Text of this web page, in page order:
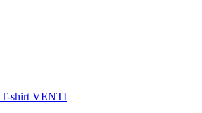
T-shirt VENTI